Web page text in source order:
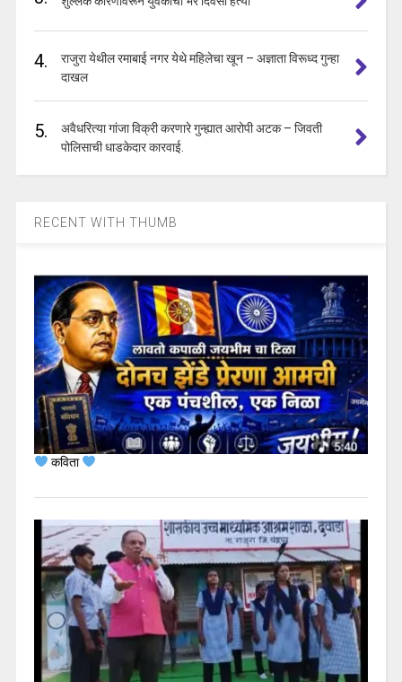
4.
राजुरा येथील रमाबाई नगर येथे महिलेचा खून – अज्ञाता विरूध्द गुन्हा
दाखल
5.
अवैधरित्या गांजा विक्री करणारे गुन्ह्यात आरोपी अटक – जिवती
पोलिसाची धाडकेदार कारवाई.
RECENT WITH THUMB
कविता